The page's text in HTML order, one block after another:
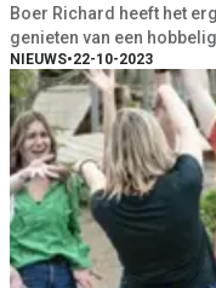
Boer Richard heeft het
genieten van een
NIEUWS•22-10-2023